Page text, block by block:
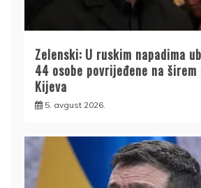
Zelenski: U ruskim napadima
44 osobe povrijeđene na širem
Kijeva
5. avgust 2026.